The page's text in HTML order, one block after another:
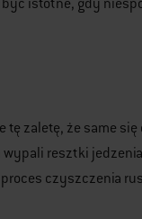
istotne, gdy
tę zaletę, że same
resztki
proces czyszczenia